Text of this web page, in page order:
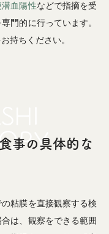
潜血陽性などで指摘を受
専門的に行っています。
持ちください。
事の具体的な
粘膜を直接観察する検
は、観察をできる範囲